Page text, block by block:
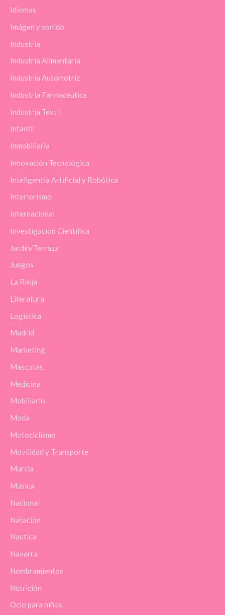
Idiomas
Imágen y sonido
Industria
Industria Alimentaria
Industria Automotriz
Industria Farmacéutica
Industria Téxtil
Infantil
Inmobiliaria
Innovación Tecnológica
Inteligencia Artificial y Robótica
Interiorismo
Internacional
Investigación Científica
Jardín/Terraza
Juegos
La Rioja
Literatura
Logística
Madrid
Marketing
Mascotas
Medicina
Mobiliario
Moda
Motociclismo
Movilidad y Transporte
Murcia
Música
Nacional
Natación
Nautica
Navarra
Nombramientos
Nutrición
Ocio para niños